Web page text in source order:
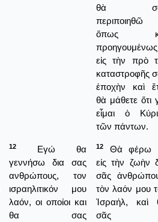
θὰ
περιποιηθῶ
ὅπως
προηγουμένως
εἰς τὴν πρὸ
καταστροφῆς
ἐποχὴν καὶ
θὰ μάθετε ὅτι
εἶμαι ὁ
τῶν πάντων.
12
Εγώ θα
γεννήσω δια σας
ανθρώπους, τον
ισραηλιτικόν μου
λαόν, οι οποίοι και
θα σας
12
Θὰ φέρω
εἰς τὴν ζωὴν
σᾶς
τὸν λαόν μου
Ἰσραήλ, καὶ
σᾶς